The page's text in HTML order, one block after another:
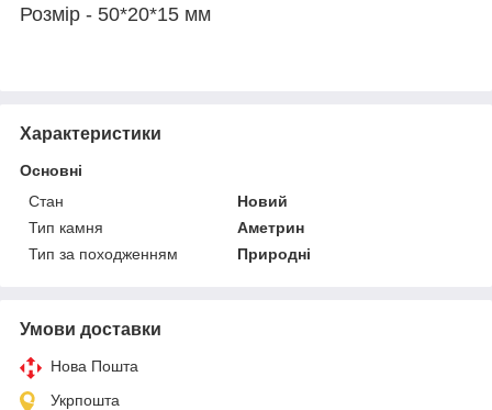
Розмір - 50*20*15 мм
Характеристики
Основні
Стан
Новий
Тип камня
Аметрин
Тип за походженням
Природні
Умови доставки
Нова Пошта
Укрпошта